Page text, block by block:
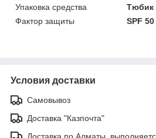
Упаковка средства
Тюбик
Фактор защиты
SPF 50
Условия доставки
Самовывоз
Доставка "Казпочта"
Доставка по Алматы,